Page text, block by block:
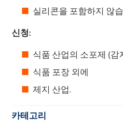
실리콘을 포함하지 않
신청:
식품 산업의 소포제 (감
식품 포장 외에
제지 산업.
카테고리